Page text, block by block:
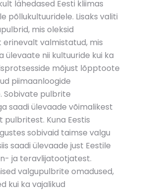
lähedased Eesti kliimas
põllukultuuridele. Lisaks valiti
mis oleksid
erinevalt valmistatud, mis
ülevaate nii kultuuride kui ka
mõjust lõpptoote
piimaanloogide
Sobivate pulbrite
saadi ülevaade võimalikest
Kuna Eestis
sobivaid taimse valgu
saadi ülevaade just Eestile
ja teravlijatootjatest.
valgupulbrite omadused,
kui ka vajalikud